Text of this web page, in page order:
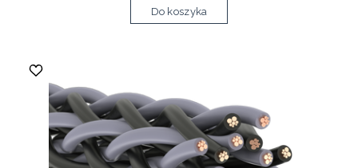
Do koszyka